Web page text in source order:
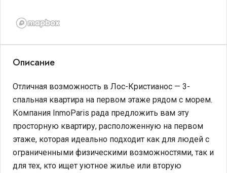
Описание
Отличная возможность в Лос-Кристианос — 3-
спальная квартира на первом этаже рядом с морем.
Компания InmoParis рада предложить вам эту
просторную квартиру, расположенную на первом
этаже, которая идеально подходит как для людей с
ограниченными физическими возможностями, так и
для тех, кто ищет уютное жилье или вторую